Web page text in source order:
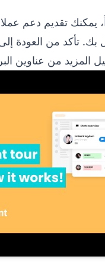
يمكنك تقديم دعم
تأكد من العودة إلى
المزيد من عناوين